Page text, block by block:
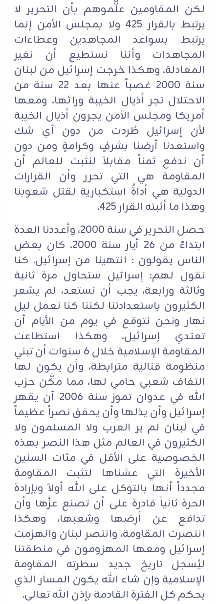
لكن المقاومين علّّموهم بأن التحرير لا
يرتبط بالقرار 425 ولا بمجلس الأمن إنما
يرتبط بسواعد المجاهدين وعطاءات
المجاهدات وأننا نستطيع أن نغير
المعادلة، وهكذا خرجت إسرائيل من لبنان
سنة 2000 غصباً عنها بعد 22 سنة من
الاحتلال تجر أذيال الخيبة ورائها، ومعها
أمريكا ومجلس الأمن يجرون أذيال الخيبة
لأن إسرائيل طُردت من دون أي شك
واستعدنا أرضنا بشرفٍ وكرامةٍ ومن دون
أن ندفع ثمناً مقابلاً لنثبت للعالم أن
المقاومة هي التي تحرر وأن القرارات
الدولية هي أداةٌ استكبارية لقتل شعوبنا
وهذا ما أثبته القرار 425.
حصل التحرير في سنة 2000، وأعددنا العدة
ابتداءً من 26 أيار سنة 2000، كان بعض
الناس يقولون : انتهينا من إسرائيل. كنا
نقول لهم: إسرائيل ستحاول مرة ثانية
وثالثة ورابعة، يجب أن نستعد، لم يشعر
الكثيرون باستعدادتنا لكننا كنا نعمل ليل
نهار ونحن نتوقع في يوم من الأيام أن
تعتدي إسرائيل، وهكذا استطاعت
المقاومة الإسلامية خلال 6 سنوات أن تبني
منظومة قتالية مترابطة، وأن يكون لها
التفاف شعبي حامي لها، مما مكَّن حزب
الله في عدوان تموز سنة 2006 أن يقهر
إسرائيل وأن يذلها وأن يحقق نصراً عظيماً
في لبنان لم ير العرب ولا المسلمون ولا
الكثيرون في العالم مثل هذا النصر بهذه
الخصوصية على الأقل في مئات السنين
الأخيرة التي عشناها لتثبت المقاومة
مجدداً أنها بالتوكل على الله أولاً وبإرادة
الحرة ثانياً قادرة على أن تصنع عزَّها وأن
تدافع عن أرضها وشعبها، وهكذا
انتصرت المقاومة، وانتصر لبنان وانهزمت
إسرائيل ومعها المهزومون في منطقتنا
ليُسجل تاريخ جديد سطرته المقاومة
الإسلامية وإن شاء الله يكون المسار الذي
يحكم كل الفترة القادمة بإذن الله تعالى.